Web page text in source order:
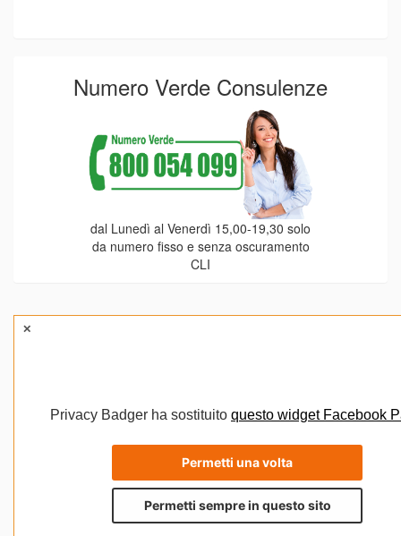
Numero Verde Consulenze
dal Lunedì al Venerdì 15,00-19,30 solo
da numero fisso e senza oscuramento
CLI